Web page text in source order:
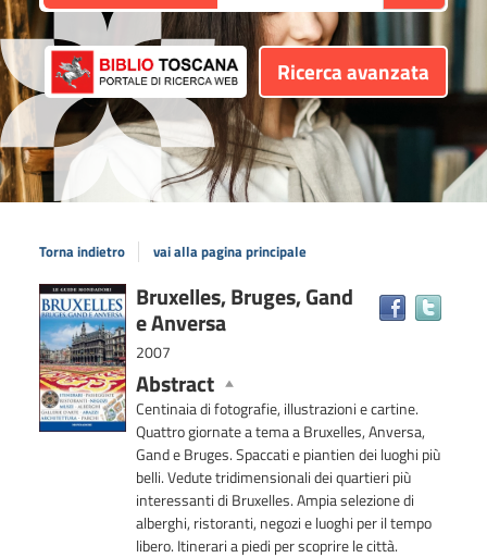
Ricerca avanzata
Torna indietro vai alla pagina principale
Dettaglio
del
documento
Bruxelles, Bruges, Gand
e Anversa
2007
Abstract
Centinaia di fotografie, illustrazioni e cartine.
Quattro giornate a tema a Bruxelles, Anversa,
Gand e Bruges. Spaccati e piantien dei luoghi più
belli. Vedute tridimensionali dei quartieri più
interessanti di Bruxelles. Ampia selezione di
alberghi, ristoranti, negozi e luoghi per il tempo
libero. Itinerari a piedi per scoprire le città.